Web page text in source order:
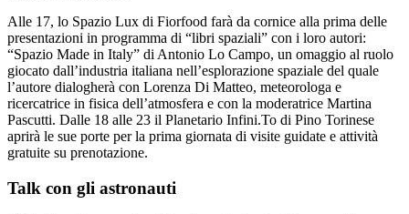
Alle 17, lo Spazio Lux di Fiorfood farà da cornice alla prima delle
presentazioni in programma di “libri spaziali” con i loro autori:
“Spazio Made in Italy” di Antonio Lo Campo, un omaggio al ruolo
giocato dall’industria italiana nell’esplorazione spaziale del quale
l’autore dialogherà con Lorenza Di Matteo, meteorologa e
ricercatrice in fisica dell’atmosfera e con la moderatrice Martina
Pascutti. Dalle 18 alle 23 il Planetario Infini.To di Pino Torinese
aprirà le sue porte per la prima giornata di visite guidate e attività
gratuite su prenotazione.
Talk con gli astronauti